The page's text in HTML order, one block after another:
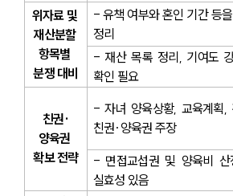
위자료 및
재산분할
항목별
분쟁 대비
- 유책 여부와 혼인 기간 등
정리
- 재산 목록 정리, 기여도
확인 필요
친권·
양육권
확보 전략
- 자녀 양육상황, 교육계획,
친권·양육권 주장
- 면접교섭권 및 양육비 산
실효성 있음